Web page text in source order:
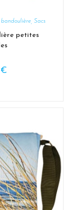
bandoulière, Sacs
petites
€